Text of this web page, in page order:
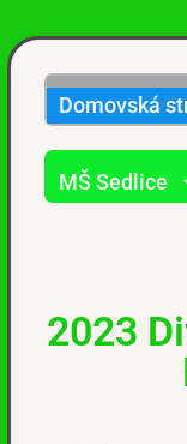
Domovská
MŠ Sedlice
2023